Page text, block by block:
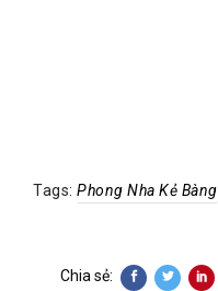
Tags: Phong Nha Kẻ Bàng
Chia sẻ: